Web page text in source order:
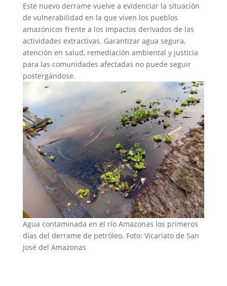
Este nuevo derrame vuelve a evidenciar la situación
de vulnerabilidad en la que viven los pueblos
amazónicos frente a los impactos derivados de las
actividades extractivas. Garantizar agua segura,
atención en salud, remediación ambiental y justicia
para las comunidades afectadas no puede seguir
postergándose.
Agua contaminada en el río Amazonas los primeros
días del derrame de petróleo. Foto: Vicariato de San
José del Amazonas